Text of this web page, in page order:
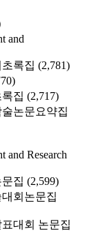
and
록집 (2,781)
집 (2,717)
논문요약집
and Research
집 (2,599)
회논문집
대회 논문집